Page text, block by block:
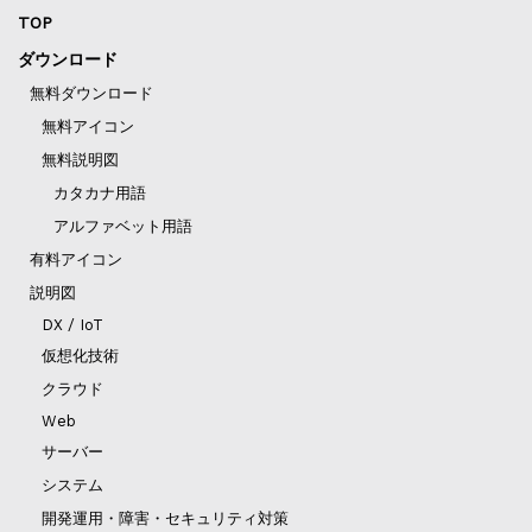
TOP
ダウンロード
無料ダウンロード
無料アイコン
無料説明図
カタカナ用語
アルファベット用語
有料アイコン
説明図
DX / IoT
仮想化技術
クラウド
Web
サーバー
システム
開発運用・障害・セキュリティ対策